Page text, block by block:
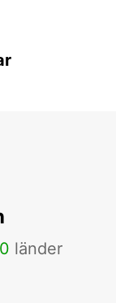
länder